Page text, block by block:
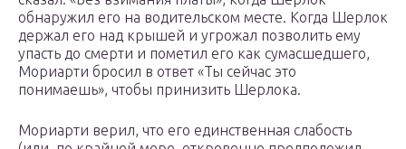
обнаружил его на водительском месте. Когда Шерлок
держал его над крышей и угрожал позволить ему
упасть до смерти и пометил его как сумасшедшего,
Мориарти бросил в ответ «Ты сейчас это
понимаешь», чтобы принизить Шерлока.
Мориарти верил, что его единственная слабость